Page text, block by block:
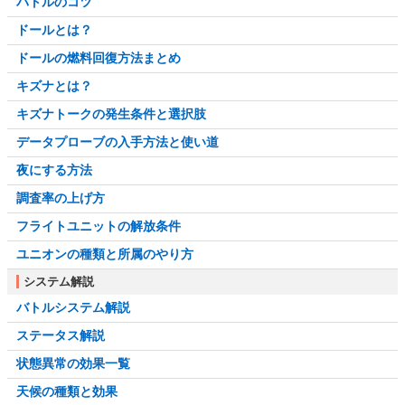
ドールとは？
ドールの燃料回復方法まとめ
キズナとは？
キズナトークの発生条件と選択肢
データプローブの入手方法と使い道
夜にする方法
調査率の上げ方
フライトユニットの解放条件
ユニオンの種類と所属のやり方
システム解説
バトルシステム解説
ステータス解説
状態異常の効果一覧
天候の種類と効果